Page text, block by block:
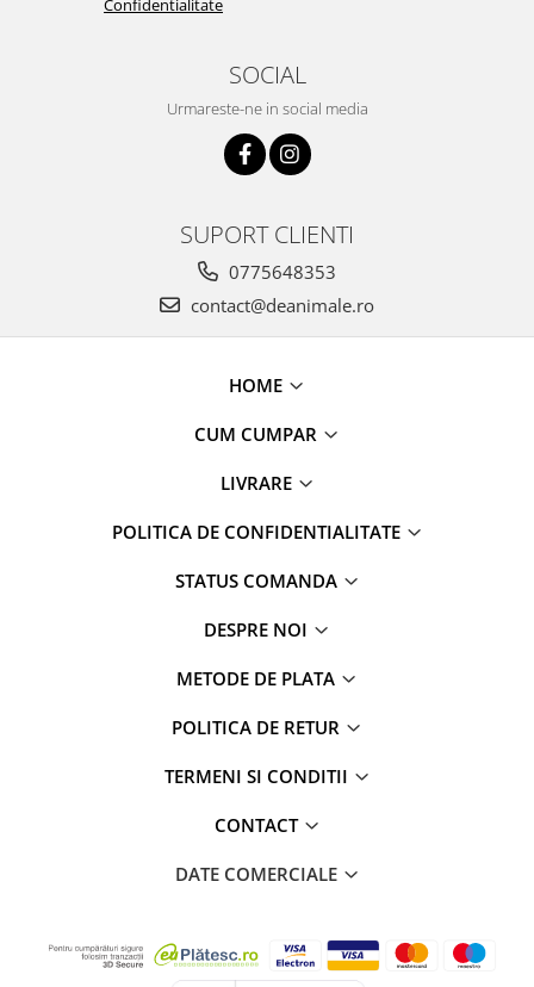
Confidentialitate
SOCIAL
Urmareste-ne in social media
SUPORT CLIENTI
0775648353
contact@deanimale.ro
HOME
CUM CUMPAR
LIVRARE
POLITICA DE CONFIDENTIALITATE
STATUS COMANDA
DESPRE NOI
METODE DE PLATA
POLITICA DE RETUR
TERMENI SI CONDITII
CONTACT
DATE COMERCIALE